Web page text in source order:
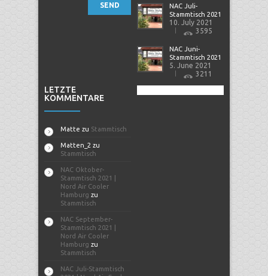
SEND
NAC Juli-
Stammtisch 2021
10. July 2021
3595
NAC Juni-
Stammtisch 2021
5. June 2021
3211
LETZTE
KOMMENTARE
Matte zu Stammtisch
Matten_2 zu
Stammtisch
NAC Oktober-
Stammtisch 2021 |
Nord Air Cooler
Hamburg zu
Stammtisch
NAC September-
Stammtisch 2021 |
Nord Air Cooler
Hamburg zu
Stammtisch
NAC Juli-Stammtisch